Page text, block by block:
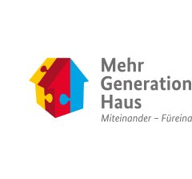
springen